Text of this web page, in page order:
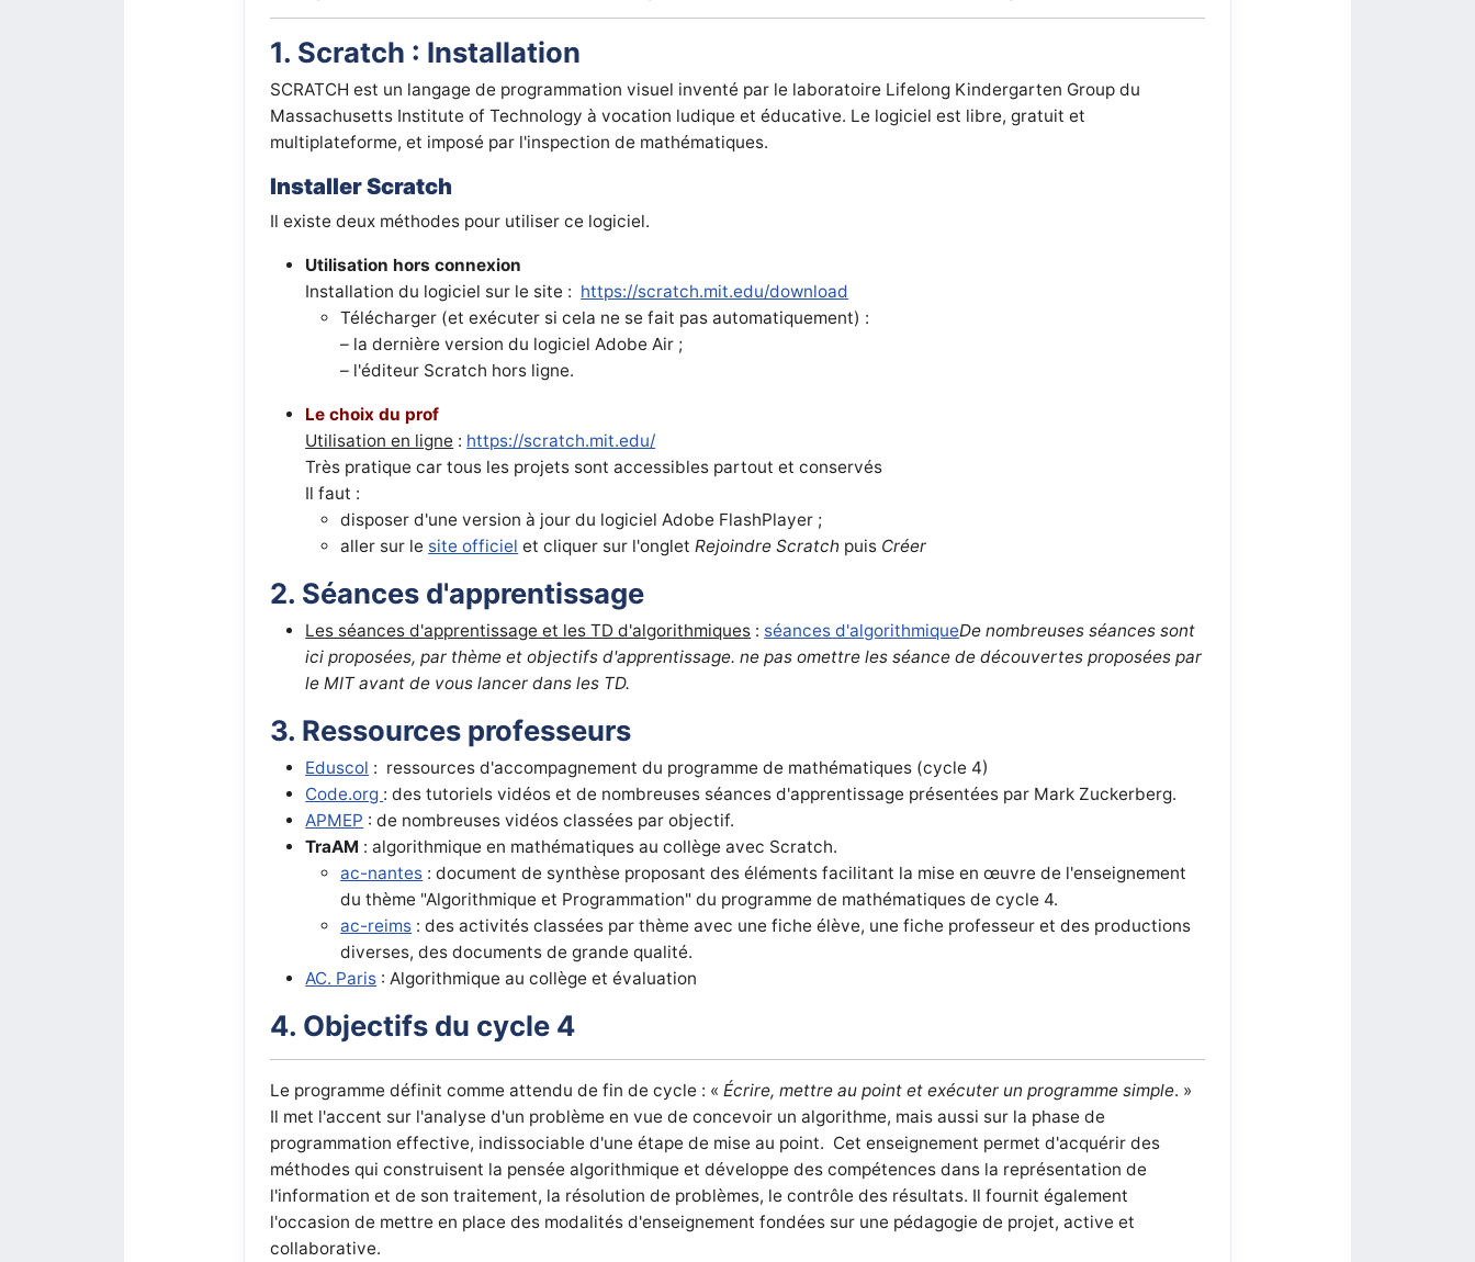
1. Scratch : Installation
SCRATCH est un langage de programmation visuel inventé par le laboratoire Lifelong Kindergarten Group du
Massachusetts Institute of Technology à vocation ludique et éducative. Le logiciel est libre, gratuit et
multiplateforme, et imposé par l'inspection de mathématiques.
Installer Scratch
Il existe deux méthodes pour utiliser ce logiciel.
Utilisation hors connexion
Installation du logiciel sur le site : https://scratch.mit.edu/download
Télécharger (et exécuter si cela ne se fait pas automatiquement) :
– la dernière version du logiciel Adobe Air ;
– l'éditeur Scratch hors ligne.
Le choix du prof
Utilisation en ligne : https://scratch.mit.edu/
Très pratique car tous les projets sont accessibles partout et conservés
Il faut :
disposer d'une version à jour du logiciel Adobe FlashPlayer ;
aller sur le site officiel et cliquer sur l'ongletRejoindre Scratch puis Créer
2. Séances d'apprentissage
Les séances d'apprentissage et les TD d'algorithmiques : séances d'algorithmiqueDe nombreuses séances sont
ici proposées, par thème et objectifs d'apprentissage. ne pas omettre les séance de découvertes proposées par
le MIT avant de vous lancer dans les TD.
3. Ressources professeurs
Eduscol : ressources d'accompagnement du programme de mathématiques (cycle 4)
Code.org : des tutoriels vidéos et de nombreuses séances d'apprentissage présentées par Mark Zuckerberg.
APMEP : de nombreuses vidéos classées par objectif.
TraAM : algorithmique en mathématiques au collège avec Scratch.
ac-nantes : document de synthèse proposant des éléments facilitant la mise en œuvre de l'enseignement
du thème "Algorithmique et Programmation" du programme de mathématiques de cycle 4.
ac-reims : des activités classées par thème avec une fiche élève, une fiche professeur et des productions
diverses, des documents de grande qualité.
AC. Paris : Algorithmique au collège et évaluation
4. Objectifs du cycle 4
Le programme définit comme attendu de fin de cycle : «Écrire, mettre au point et exécuter un programme simple. »
Il met l'accent sur l'analyse d'un problème en vue de concevoir un algorithme, mais aussi sur la phase de
programmation effective, indissociable d'une étape de mise au point. Cet enseignement permet d'acquérir des
méthodes qui construisent la pensée algorithmique et développe des compétences dans la représentation de
l'information et de son traitement, la résolution de problèmes, le contrôle des résultats. Il fournit également
l'occasion de mettre en place des modalités d'enseignement fondées sur une pédagogie de projet, active et
collaborative.